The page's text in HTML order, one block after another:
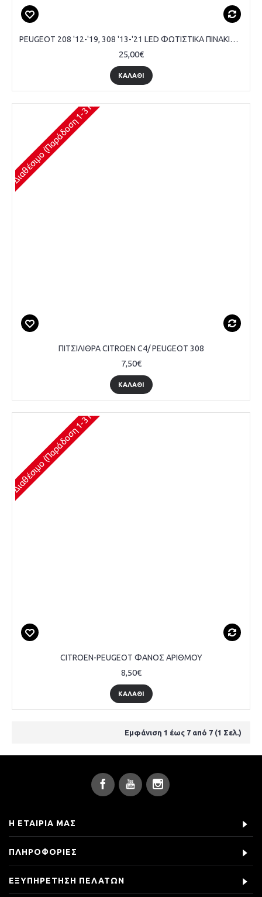
PEUGEOT 208 '12-'19, 308 '13-'21 LED ΦΩΤΙΣΤΙΚΑ ΠΙΝΑΚΙΔΑΣ, ΣΕΤ 2 ΤΕΜΑΧΙΩΝ
25,00€
ΚΑΛΆΘΙ
Διαθέσιμο (Παράδοση 1-3 Ημέρες)
ΠΙΤΣΙΛΙΘΡΑ CITROEN C4/ PEUGEOT 308
7,50€
ΚΑΛΆΘΙ
Διαθέσιμο (Παράδοση 1-3 Ημέρες)
CITROEN-PEUGEOT ΦΑΝΟΣ ΑΡΙΘΜΟΥ
8,50€
ΚΑΛΆΘΙ
Εμφάνιση 1 έως 7 από 7 (1 Σελ.)
Η ΕΤΑΙΡΊΑ ΜΑΣ
ΠΛΗΡΟΦΟΡΊΕΣ
ΕΞΥΠΗΡΈΤΗΣΗ ΠΕΛΑΤΏΝ